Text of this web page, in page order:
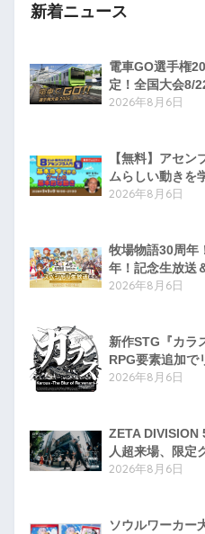
新着ニュース
電車GO選手権
定！全国大会8/
2026年8月6日
【無料】アセ
ムらしい動きを
2026年8月6日
牧場物語30周年
年！記念生放送
2026年8月6日
新作STG『カラ
RPG要素追加で
2026年8月6日
ZETA DIVISION
人超来場、限定
2026年8月6日
ソウルワーカー